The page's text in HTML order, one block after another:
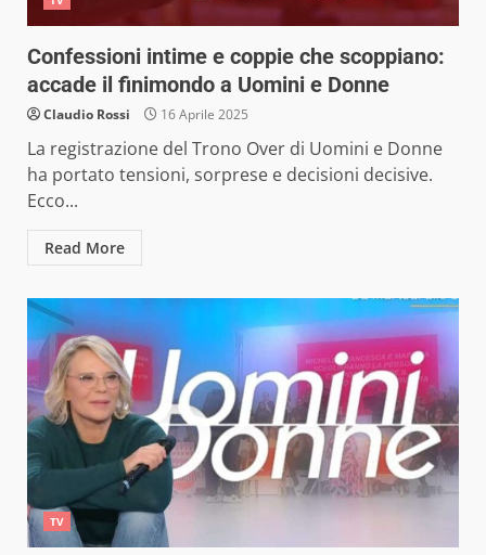
Confessioni intime e coppie che scoppiano:
accade il finimondo a Uomini e Donne
Claudio Rossi 16 Aprile 2025
La registrazione del Trono Over di Uomini e Donne
ha portato tensioni, sorprese e decisioni decisive.
Ecco...
Read More
TV